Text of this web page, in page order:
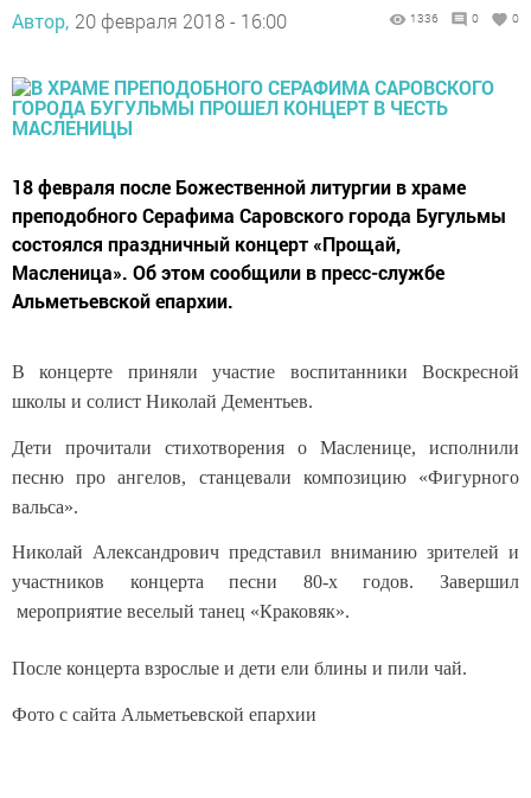
Автор, 20 февраля 2018 - 16:00 1336 0 0
18 февраля после Божественной литургии в храме
преподобного Серафима Саровского города Бугульмы
состоялся праздничный концерт «Прощай,
Масленица». Об этом сообщили в пресс-службе
Альметьевской епархии.
В концерте приняли участие воспитанники Воскресной
школы и солист Николай Дементьев.
Дети прочитали стихотворения о Масленице, исполнили
песню про ангелов, станцевали композицию «Фигурного
вальса».
Николай Александрович представил вниманию зрителей и
участников концерта песни 80-х годов. Завершил
мероприятие веселый танец «Краковяк».
После концерта взрослые и дети ели блины и пили чай.
Фото с сайта Альметьевской епархии